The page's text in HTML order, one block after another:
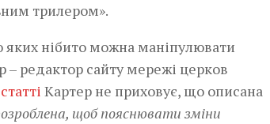
трилером».
яких нібито можна маніпулювати
редактор сайту мережі церков
Картер не приховує, що описана
щоб пояснювати зміни